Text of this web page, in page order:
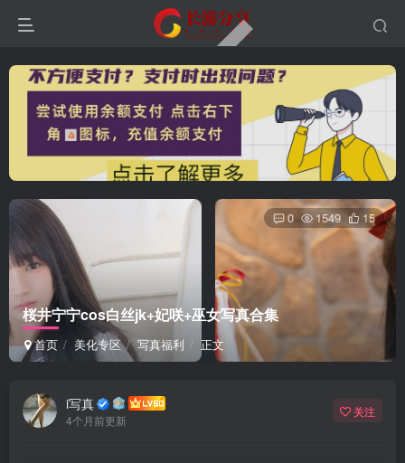
桜井宁宁cos白丝jk+妃咲+巫女写真合集
首页 美化专区 写真福利 正文
0 1549 15
i写真
4个月前更新
关注